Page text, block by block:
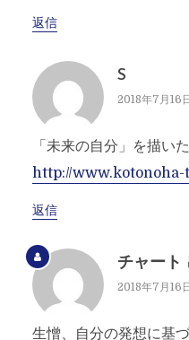
返信
S
2018年7月16
「未来の自分」を描い
http://www.kotonoha-
返信
チャート
2018年7月16
生憎、自分の発想に基